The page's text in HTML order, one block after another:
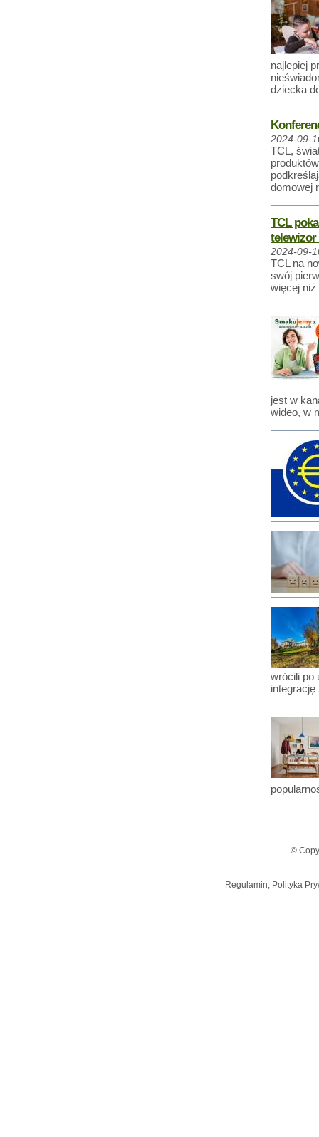
najlepiej
dziecka
2024-09-
TCL,
domowej
TCL
telewizor
2024-09-
TCL na
swój
więcej
jest w
wideo, w
wrócili po
integrację
©
Regulamin, Polityka